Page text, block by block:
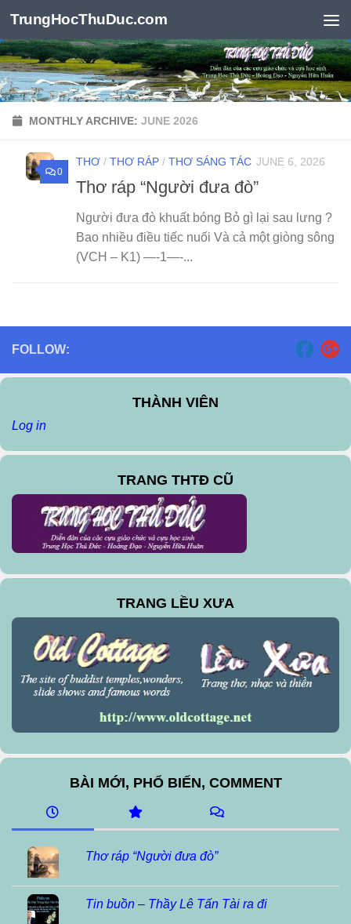
Skip to content
TrungHocThuDuc.com
MONTHLY ARCHIVE: JUNE 2026
0
THƠ / THƠ RÁP / THƠ SÁNG TÁC JUNE 6, 2026
Thơ ráp “Người đưa đò”
Người đưa đò khuất bóng Bỏ gì lại sau lưng ?
Bao nhiều điều tiếc nuối Và cả một giòng sông
(VCH – K1) —-1—-...
FOLLOW:
THÀNH VIÊN
Log in
TRANG THTĐ CŨ
TRANG LỀU XƯA
BÀI MỚI, PHỔ BIẾN, COMMENT
Thơ ráp “Người đưa đò”
Tin buồn – Thầy Lê Tấn Tài ra đi